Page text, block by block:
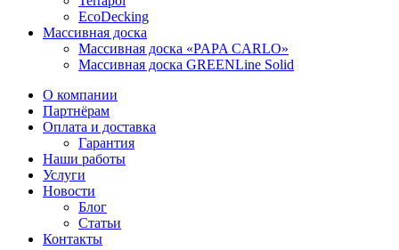
EcoDecking
Массивная доска
Массивная доска «PAPA CARLO»
Массивная доска GREENLine Solid
О компании
Партнёрам
Оплата и доставка
Гарантия
Наши работы
Услуги
Новости
Блог
Статьи
Контакты